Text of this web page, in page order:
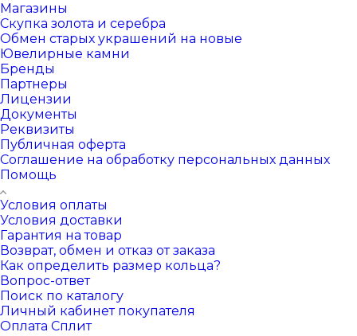
Магазины
Скупка золота и серебра
Обмен старых украшений на новые
Ювелирные камни
Бренды
Партнеры
Лицензии
Документы
Реквизиты
Публичная оферта
Соглашение на обработку персональных данных
Помощь
Условия оплаты
Условия доставки
Гарантия на товар
Возврат, обмен и отказ от заказа
Как определить размер кольца?
Вопрос-ответ
Поиск по каталогу
Личный кабинет покупателя
Оплата Сплит